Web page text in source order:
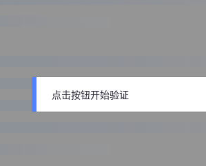
点击按钮开始验证